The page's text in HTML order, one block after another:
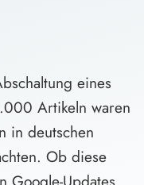
eines
Artikeln waren
in deutschen
Ob diese